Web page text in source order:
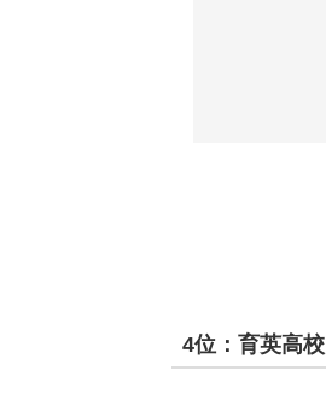
4位：育英高校